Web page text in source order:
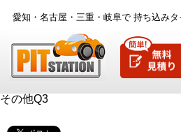
愛知・名古屋・三重・岐阜で持ち込みタ
その他Q3